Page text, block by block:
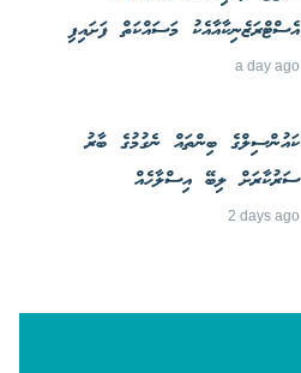
އެސްޓްރަޒެނިކާއާއެކު މަސައްކަތް ފަށައިފި
a day ago
ކައުންސިލްގެ ބިންތައް ނެގުމުގެ ބާރު
ސަރުކާރަށް ލިބޭ އިސްލާހެއް
2 days ago